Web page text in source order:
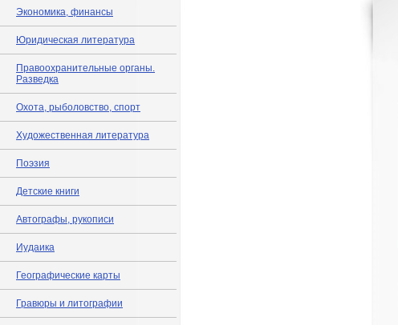
Экономика, финансы
Юридическая литература
Правоохранительные органы.
Разведка
Охота, рыболовство, спорт
Художественная литература
Поэзия
Детские книги
Автографы, рукописи
Иудаика
Географические карты
Гравюры и литографии